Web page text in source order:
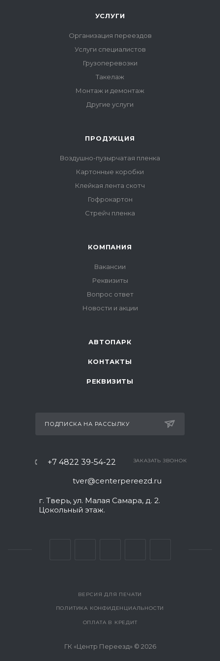
УСЛУГИ
Организация переездов
Услуги специалистов
Грузоперевозки
Такелаж
Монтаж и демонтаж
Другие услуги
ПРОДУКЦИЯ
Воздушно-пузырчатая пленка
Картонные коробки
Клейкая лента скотч
Гофрокартон
Стрейч пленка
КОМПАНИЯ
Вакансии
Реквизиты
Вопрос ответ
Новости и акции
АВТОПАРК
КОНТАКТЫ
РЕКВИЗИТЫ
ПОДПИСКА НА РАССЫЛКУ
+7 4822 39-54-22 ЗАКАЗАТЬ ЗВОНОК
tver@centerpereezd.ru
г. Тверь, ул. Малая Самара, д. 2.
Цокольный этаж.
ВЕРСИЯ ДЛЯ ПЕЧАТИ
ПОЛИТИКА КОНФИДЕНЦИАЛЬНОСТИ
ОПЛАТА В КРЕДИТ
ГК «Центр Переезд» © 2026